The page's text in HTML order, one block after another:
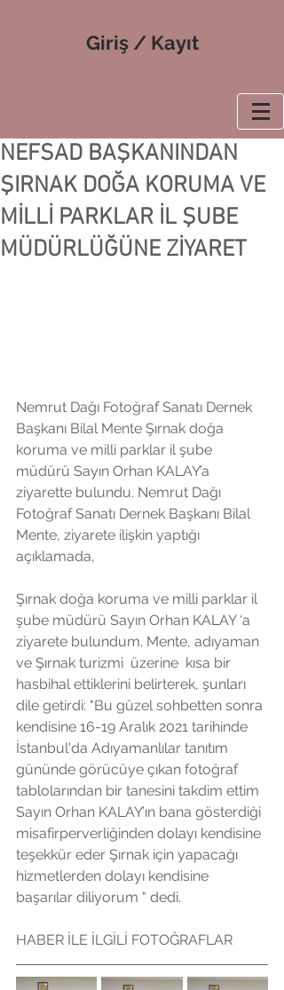
Giriş / Kayıt
NEFSAD BAŞKANINDAN
ŞIRNAK DOĞA KORUMA VE
MİLLİ PARKLAR İL ŞUBE
MÜDÜRLÜĞÜNE ZİYARET
Nemrut Dağı Fotoğraf Sanatı Dernek
Başkanı Bilal Mente Şırnak doğa
koruma ve milli parklar il şube
müdürü Sayın Orhan KALAY’a
ziyarette bulundu. Nemrut Dağı
Fotoğraf Sanatı Dernek Başkanı Bilal
Mente, ziyarete ilişkin yaptığı
açıklamada,
Şırnak doğa koruma ve milli parklar il
şube müdürü Sayın Orhan KALAY ‘a
ziyarete bulundum. Mente, adıyaman
ve Şırnak turizmi  üzerine  kısa bir
hasbihal ettiklerini belirterek, şunları
dile getirdi: "Bu güzel sohbetten sonra
kendisine 16-19 Aralık 2021 tarihinde
İstanbul'da Adıyamanlılar tanıtım
gününde görücüye çıkan fotoğraf
tablolarından bir tanesini takdim ettim
Sayın Orhan KALAY’ın bana gösterdiği
misafirperverliğinden dolayı kendisine
teşekkür eder Şırnak için yapacağı
hizmetlerden dolayı kendisine
başarılar diliyorum " dedi.
HABER İLE İLGİLİ FOTOĞRAFLAR